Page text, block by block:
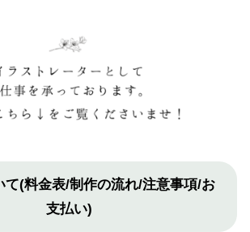
て(料金表/制作の流れ/注意事項/お
支払い)